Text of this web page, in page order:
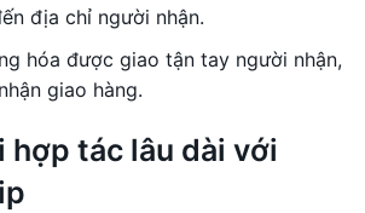
địa chỉ người nhận.
hóa được giao tận tay người nhận,
giao hàng.
hợp tác lâu dài với